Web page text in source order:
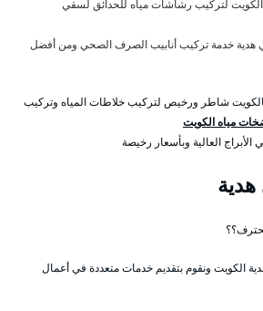
لتركيب رشاشات مياه للحدائق لسقي
خدمة تركيب أنابيب الصرف الصحي ومن أفضل
شاطر ورخيص لتركيب خلاطات المياه وتركيب
مياه الكويت
العالية وبأسعار رخيصة
الكويت ونقوم بتقديم خدمات متعددة في أعمال